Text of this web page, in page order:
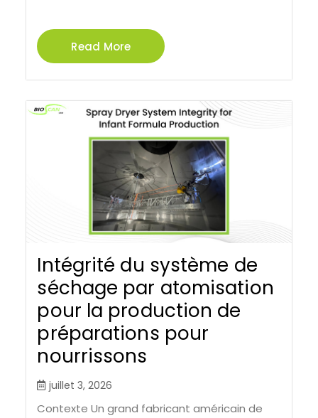
Read More
Intégrité du système de
séchage par atomisation
pour la production de
préparations pour
nourrissons
juillet 3, 2026
Contexte Un grand fabricant américain de